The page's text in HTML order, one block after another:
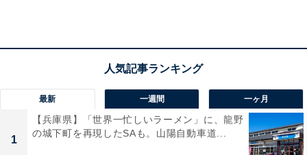
最新 一週間 一ヶ月
1
【兵庫県】「世界一忙しいラーメン」に、龍野
の城下町を再現したSAも。山陽自動車道...